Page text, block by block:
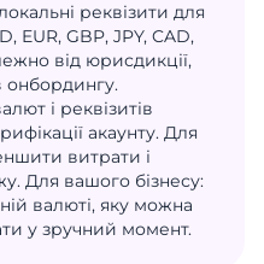
реквізити для
EUR, GBP, JPY, CAD,
від юрисдикції,
онбордингу.
і реквізитів
акаунту. Для
витрати і
Для вашого бізнесу:
валюті, яку можна
у зручний момент.